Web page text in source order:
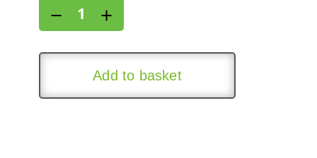
filter
for
OPEL
1,2L
− +
Add to basket